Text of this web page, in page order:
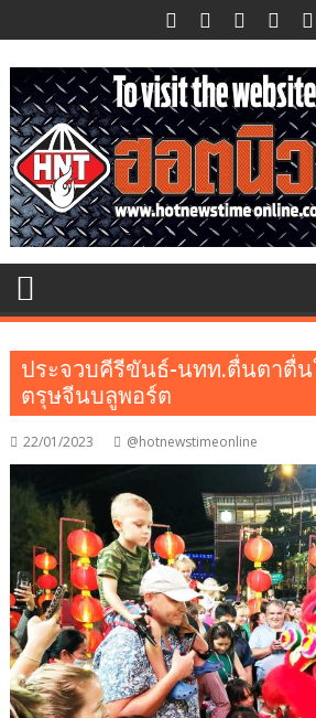
to
content
ประจวบคีรีขันธ์-นทท.ตื่นตาตื่น
ตรุษจีนบลูพอร์ต
22/01/2023 @hotnewstimeonline